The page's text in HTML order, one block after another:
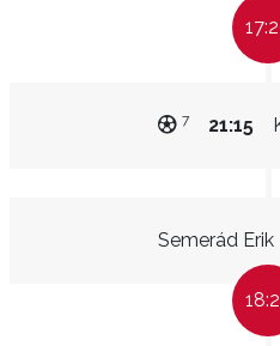
21:15
7
Semerád Erik